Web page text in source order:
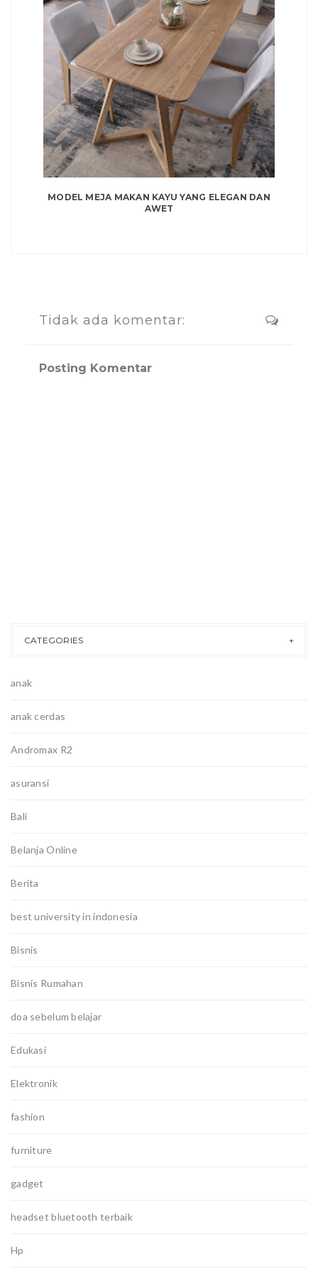
MODEL MEJA MAKAN KAYU YANG ELEGAN DAN
AWET
Tidak ada komentar:
Posting Komentar
CATEGORIES
anak
anak cerdas
Andromax R2
asuransi
Bali
Belanja Online
Berita
best university in indonesia
Bisnis
Bisnis Rumahan
doa sebelum belajar
Edukasi
Elektronik
fashion
furniture
gadget
headset bluetooth terbaik
Hp